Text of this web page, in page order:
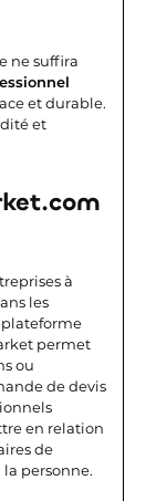
ne suffira
et durable.
et
à
les
permet
ou
de devis
en relation
de
la personne.